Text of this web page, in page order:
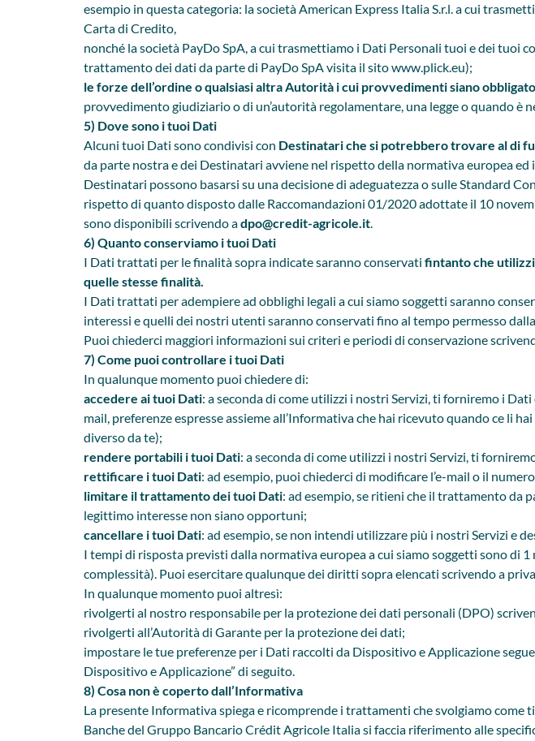
esempio in questa categoria: la società American Express Italia S.r.l. a cui
Carta di Credito,
nonché la società PayDo SpA, a cui trasmettiamo i Dati Personali tuoi e dei
trattamento dei dati da parte di PayDo SpA visita il sitowww.plick.eu);
le forze dell’ordine o qualsiasi altra Autorità i cui provvedimenti siano
provvedimento giudiziario o di un’autorità regolamentare, una legge o quando è
5) Dove sono i tuoi Dati
Alcuni tuoi Dati sono condivisi con Destinatari che si potrebbero trovare al di
da parte nostra e dei Destinatari avviene nel rispetto della normativa europea
Destinatari possono basarsi su una decisione di adeguatezza o sulle Standard
rispetto di quanto disposto dalle Raccomandazioni 01/2020 adottate il 10
sono disponibili scrivendo adpo@credit-agricole.it.
6) Quanto conserviamo i tuoi Dati
I Dati trattati per le finalità sopra indicate saranno conservati fintanto che
quelle stesse finalità.
I Dati trattati per adempiere ad obblighi legali a cui siamo soggetti saranno
interessi e quelli dei nostri utenti saranno conservati fino al tempo permesso
Puoi chiederci maggiori informazioni sui criteri e periodi di conservazione
7) Come puoi controllare i tuoi Dati
In qualunque momento puoi chiedere di:
accedere ai tuoi Dati: a seconda di come utilizzi i nostri Servizi, ti forniremo i
mail, preferenze espresse assieme all’Informativa che hai ricevuto quando ce li
diverso da te);
rendere portabili i tuoi Dati: a seconda di come utilizzi i nostri Servizi, ti
rettificare i tuoi Dati: ad esempio, puoi chiederci di modificare l’e-mail o il
limitare il trattamento dei tuoi Dati: ad esempio, se ritieni che il trattamento da
legittimo interesse non siano opportuni;
cancellare i tuoi Dati: ad esempio, se non intendi utilizzare più i nostri Servizi e
I tempi di risposta previsti dalla normativa europea a cui siamo soggetti sono di
complessità). Puoi esercitare qualunque dei diritti sopra elencati scrivendo a
In qualunque momento puoi altresì:
rivolgerti al nostro responsabile per la protezione dei dati personali (DPO)
rivolgerti all’Autorità di Garante per la protezione dei dati;
impostare le tue preferenze per i Dati raccolti da Dispositivo e Applicazione
Dispositivo e Applicazione” di seguito.
8) Cosa non è coperto dall’Informativa
La presente Informativa spiega e ricomprende i trattamenti che svolgiamo
Banche del Gruppo Bancario Crédit Agricole Italia si faccia riferimento alle